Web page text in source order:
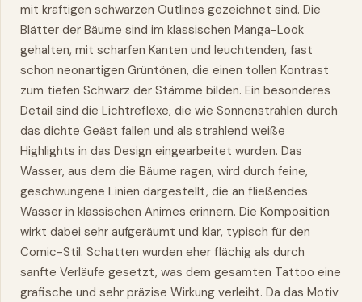
mit kräftigen schwarzen Outlines gezeichnet sind. Die
Blätter der Bäume sind im klassischen Manga-Look
gehalten, mit scharfen Kanten und leuchtenden, fast
schon neonartigen Grüntönen, die einen tollen Kontrast
zum tiefen Schwarz der Stämme bilden. Ein besonderes
Detail sind die Lichtreflexe, die wie Sonnenstrahlen durch
das dichte Geäst fallen und als strahlend weiße
Highlights in das Design eingearbeitet wurden. Das
Wasser, aus dem die Bäume ragen, wird durch feine,
geschwungene Linien dargestellt, die an fließendes
Wasser in klassischen Animes erinnern. Die Komposition
wirkt dabei sehr aufgeräumt und klar, typisch für den
Comic-Stil. Schatten wurden eher flächig als durch
sanfte Verläufe gesetzt, was dem gesamten Tattoo eine
grafische und sehr präzise Wirkung verleiht. Da das Motiv